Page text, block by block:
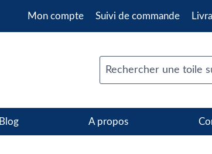
Mon compte Suivi de commande
Rechercher une toile
Blog A propos